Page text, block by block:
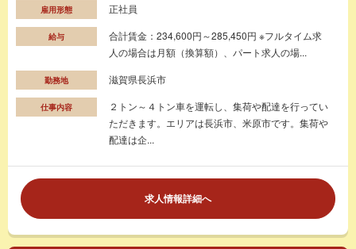
雇用形態 正社員
給与
合計賃金：234,600円～285,450円 ※フルタイム求
人の場合は月額（換算額）、パート求人の場...
勤務地 滋賀県長浜市
仕事内容
２トン～４トン車を運転し、集荷や配達を行ってい
ただきます。エリアは長浜市、米原市です。集荷や
配達は企...
求人情報詳細へ